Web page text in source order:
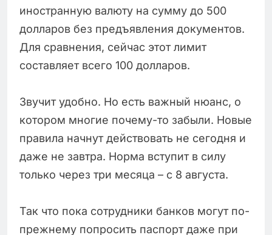
иностранную валюту на сумму до 500
долларов без предъявления документов.
Для сравнения, сейчас этот лимит
составляет всего 100 долларов.
Звучит удобно. Но есть важный нюанс, о
котором многие почему-то забыли. Новые
правила начнут действовать не сегодня и
даже не завтра. Норма вступит в силу
только через три месяца – с 8 августа.
Так что пока сотрудники банков могут по-
прежнему попросить паспорт даже при